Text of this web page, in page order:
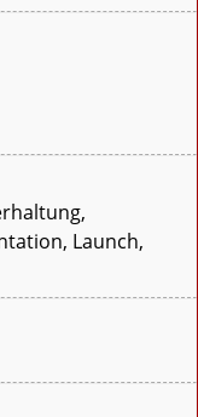
Launch,